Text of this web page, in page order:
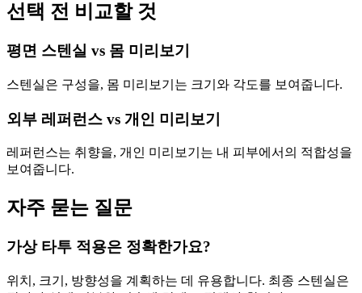
선택 전 비교할 것
평면 스텐실 vs 몸 미리보기
스텐실은 구성을, 몸 미리보기는 크기와 각도를 보여줍니다.
외부 레퍼런스 vs 개인 미리보기
레퍼런스는 취향을, 개인 미리보기는 내 피부에서의 적합성을
보여줍니다.
자주 묻는 질문
가상 타투 적용은 정확한가요?
위치, 크기, 방향성을 계획하는 데 유용합니다. 최종 스텐실은